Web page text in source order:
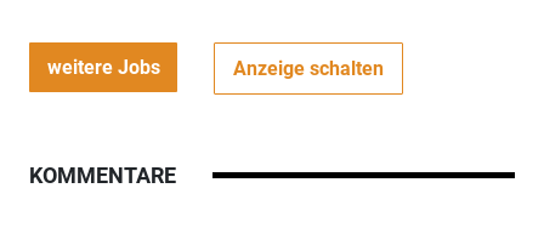
weitere Jobs Anzeige schalten
KOMMENTARE